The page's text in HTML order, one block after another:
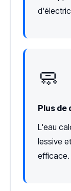
🧼
Plus
L'eau
lessive
efficace.